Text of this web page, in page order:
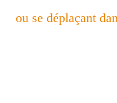
ou se déplaçant